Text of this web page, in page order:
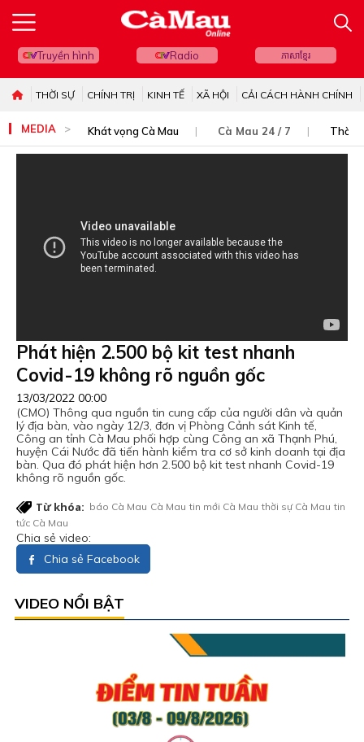
Truyền hình Radio ភាសាខ្មែរ
THỜI SỰ CHÍNH TRỊ KINH TẾ XÃ HỘI CẢI CÁCH HÀNH CHÍNH
MEDIA Khát vọng Cà Mau Cà Mau 24 / 7 Thời
Phát hiện 2.500 bộ kit test nhanh
Covid-19 không rõ nguồn gốc
13/03/2022 00:00
(CMO) Thông qua nguồn tin cung cấp của người dân và quản
lý địa bàn, vào ngày 12/3, đơn vị Phòng Cảnh sát Kinh tế,
Công an tỉnh Cà Mau phối hợp cùng Công an xã Thạnh Phú,
huyện Cái Nước đã tiến hành kiểm tra cơ sở kinh doanh tại địa
bàn. Qua đó phát hiện hơn 2.500 bộ kit test nhanh Covid-19
không rõ nguồn gốc.
Từ khóa: báo Cà Mau Cà Mau tin mới Cà Mau thời sự Cà Mau tin
tức Cà Mau
Chia sẻ video:
Chia sẻ Facebook
VIDEO NỔI BẬT